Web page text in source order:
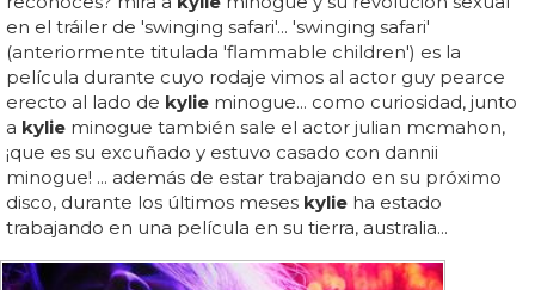
en el tráiler de 'swinging safari'... 'swinging safari'
(anteriormente titulada 'flammable children') es la
película durante cuyo rodaje vimos al actor guy pearce
erecto al lado de kylie minogue... como curiosidad, junto
a kylie minogue también sale el actor julian mcmahon,
¡que es su excuñado y estuvo casado con dannii
minogue! ... además de estar trabajando en su próximo
disco, durante los últimos meses kylie ha estado
trabajando en una película en su tierra, australia...